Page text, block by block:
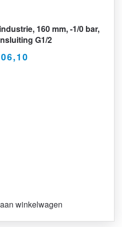
160 mm, -1/0 bar,
G1/2
winkelwagen